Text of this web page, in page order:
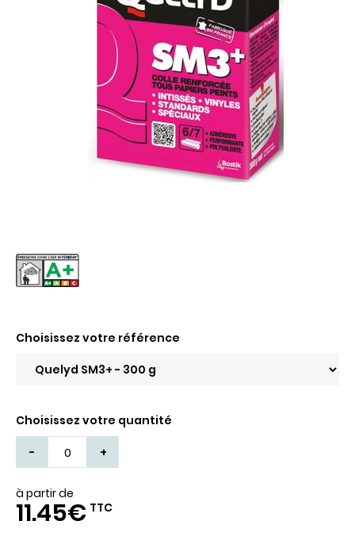
Choisissez votre référence
Choisissez votre quantité
-
+
à partir de
11.45€ TTC